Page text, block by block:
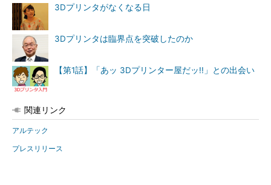
3Dプリンタがなくなる日
3Dプリンタは臨界点を突破したのか
【第1話】「あッ 3Dプリンター屋だッ!!」との出会い
関連リンク
アルテック
プレスリリース